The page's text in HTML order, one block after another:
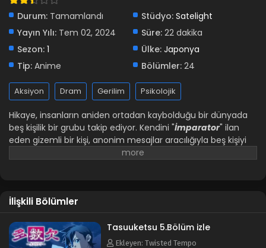
Durum: Tamamlandı Stüdyo: Satelight
Yayın Yılı: Tem 02, 2024 Süre: 22 dakika
Sezon: 1 Ülke: Japonya
Tip: Anime Bölümler: 24
Aksiyon Dram Gerilim Psikolojik
Hikaye, insanların aniden ortadan kaybolduğu bir dünyada
beş kişilik bir grubu takip ediyor. Kendini "İmparator" ilan
eden gizemli bir kişi, anonim mesajlar aracılığıyla beş kişiyi
bir araya getirir ve bir oyuna katılmalarını sağlar. Katılımcılar
İlişkili Bölümler
Tasuuketsu 5.Bölüm izle
Ekleyen: Twisted Tempo